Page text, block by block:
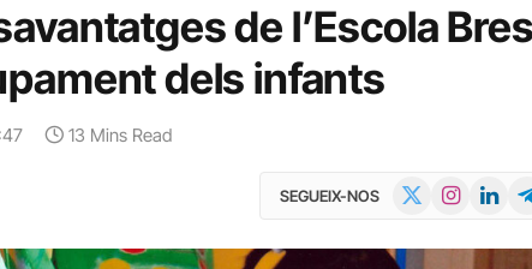
de l’Escola
dels infants
13 Mins Read
SEGUEIX-NOS InstagramLinkedIn